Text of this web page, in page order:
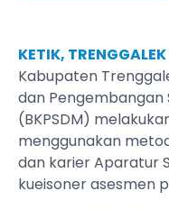
KETIK, TRENGGALEK
Kabupaten
dan Pengembangan
(BKPSDM)
menggunakan
dan karier Aparatur
kueisoner asesmen